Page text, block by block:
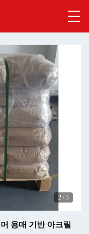
2 / 3
용매 기반 아크릴